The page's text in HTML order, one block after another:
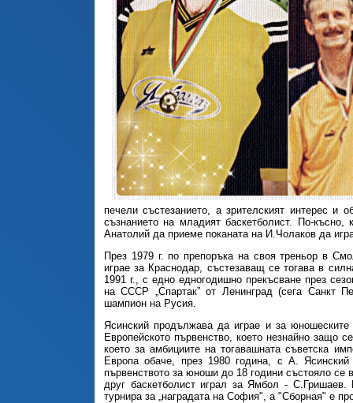
печели състезанието, а зрителският интерес и
съзнанието на младият баскетболист. По-късно,
Анатолий да приеме поканата на И.Чолаков да
През 1979 г. по препоръка на своя треньор в
играе за Краснодар, състезаващ се тогава в
1991 г., с едно едногодишно прекъсване през
на СССР „Спартак” от Ленинград (сега Санкт
шампион на Русия.
Ясинский продължава да играе и за
Европейското първенство, което незнайно
което за амбициите на тогавашната съветска
Европа обаче, през 1980 година, с А.
първенството за юноши до 18 години състояло
друг баскетболист играл за Ямбол -
турнира за „наградата на София", а "Сборная" е